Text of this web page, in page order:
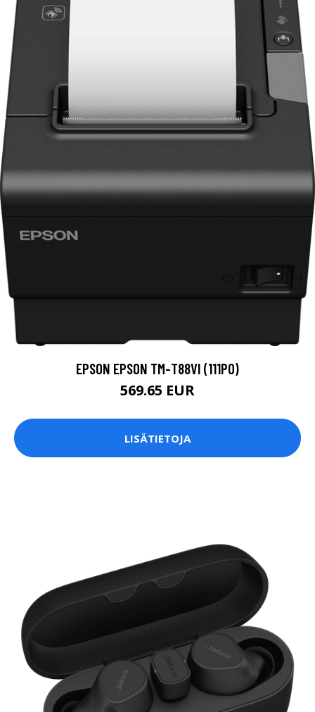
EPSON EPSON TM-T88VI (111P0)
569.65 EUR
LISÄTIETOJA